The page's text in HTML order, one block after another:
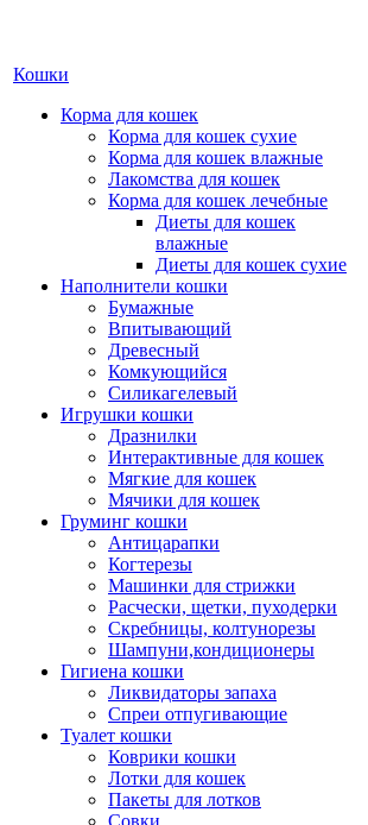
Кошки
Корма для кошек
Корма для кошек сухие
Корма для кошек влажные
Лакомства для кошек
Корма для кошек лечебные
Диеты для кошек
влажные
Диеты для кошек сухие
Наполнители кошки
Бумажные
Впитывающий
Древесный
Комкующийся
Силикагелевый
Игрушки кошки
Дразнилки
Интерактивные для кошек
Мягкие для кошек
Мячики для кошек
Груминг кошки
Антицарапки
Когтерезы
Машинки для стрижки
Расчески, щетки, пуходерки
Скребницы, колтунорезы
Шампуни,кондиционеры
Гигиена кошки
Ликвидаторы запаха
Спреи отпугивающие
Туалет кошки
Коврики кошки
Лотки для кошек
Пакеты для лотков
Совки